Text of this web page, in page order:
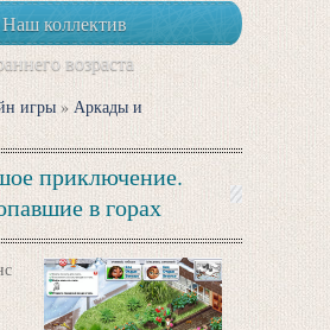
и детей группы риска
возраста
и коррекции
Наш коллектив
игры » Аркады и
приключение.
в горах